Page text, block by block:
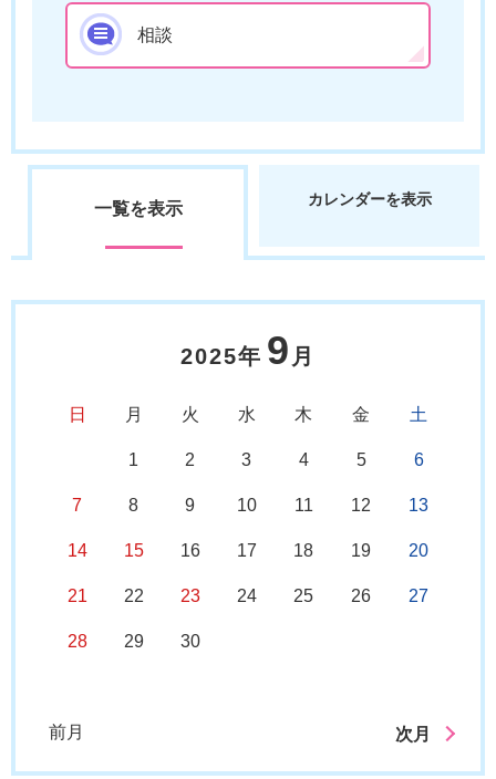
相談
一覧を表示 カレンダーを表示
2025年 9 月
日 月 火 水 木 金 土
1 2 3 4 5 6
7 8 9 10 11 12 13
14 15 16 17 18 19 20
21 22 23 24 25 26 27
28 29 30
前月 次月